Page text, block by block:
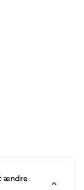
ændre